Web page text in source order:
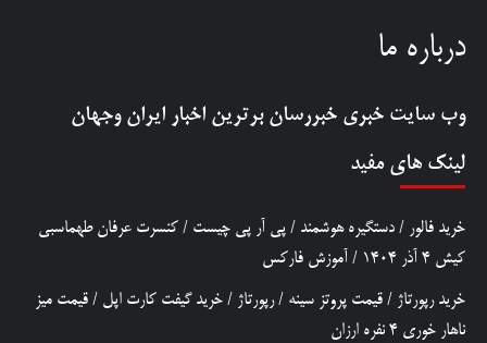
درباره ما
وب سایت خبری خبررسان برترین اخبار ایران وجهان
لینک های مفید
خرید فالور / دستگیره هوشمند / پی آر پی چیست / کنسرت عرفان طهماسبی
کیش 4 آذر 1404
/ آموزش فارکس
خرید رپورتاژ / قیمت پروتز سینه /رپورتاژ / خرید گیفت کارت اپل / قیمت میز
ناهار خوری 4 نفره ارزان